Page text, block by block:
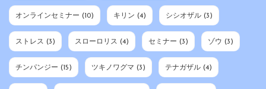
オンラインセミナー (10) キリン (4) シシオザル (3)
ストレス (3) スローロリス (4) セミナー (3) ゾウ (3)
チンパンジー (15) ツキノワグマ (3) テナガザル (4)